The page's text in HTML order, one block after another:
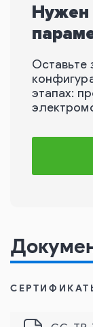
Нужен
Оставьте
этапах: